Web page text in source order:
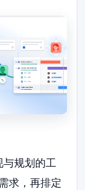
规划的工
求，再排定